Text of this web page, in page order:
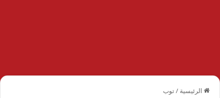
الرئيسية /توب